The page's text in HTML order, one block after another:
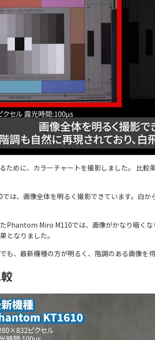
ために、カラーチャートを撮影しました。 比
は、画像全体を明るく撮影できています。白
Phantom Miro M110では、画像がかなり暗く
となりました。
も、最新機種の方が明るく、階調のある画像を